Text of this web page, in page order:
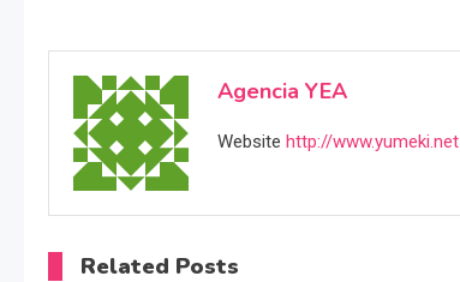
Agencia YEA
Website http://www.yumeki.net
Related Posts